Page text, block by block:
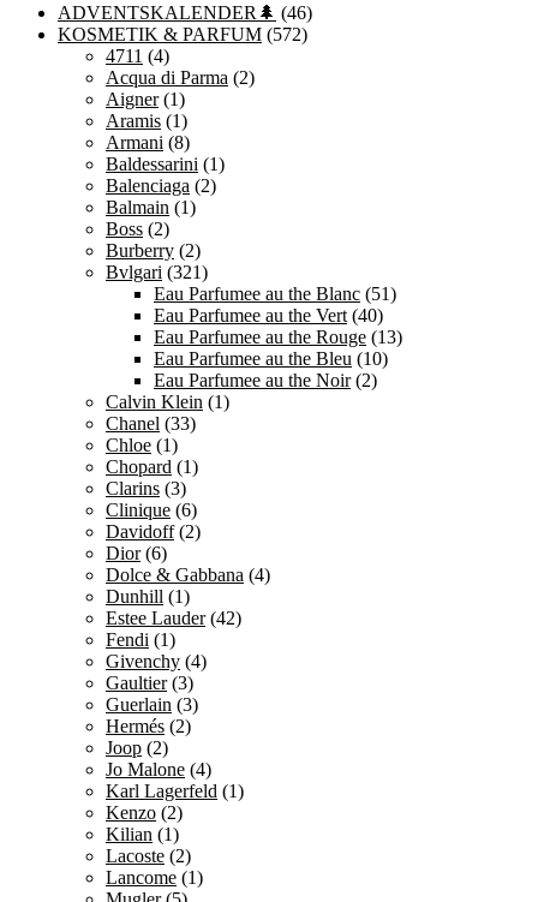
ADVENTSKALENDER🌲 (46)
KOSMETIK & PARFUM (572)
4711 (4)
Acqua di Parma (2)
Aigner (1)
Aramis (1)
Armani (8)
Baldessarini (1)
Balenciaga (2)
Balmain (1)
Boss (2)
Burberry (2)
Bvlgari (321)
Eau Parfumee au the Blanc (51)
Eau Parfumee au the Vert (40)
Eau Parfumee au the Rouge (13)
Eau Parfumee au the Bleu (10)
Eau Parfumee au the Noir (2)
Calvin Klein (1)
Chanel (33)
Chloe (1)
Chopard (1)
Clarins (3)
Clinique (6)
Davidoff (2)
Dior (6)
Dolce & Gabbana (4)
Dunhill (1)
Estee Lauder (42)
Fendi (1)
Givenchy (4)
Gaultier (3)
Guerlain (3)
Hermés (2)
Joop (2)
Jo Malone (4)
Karl Lagerfeld (1)
Kenzo (2)
Kilian (1)
Lacoste (2)
Lancome (1)